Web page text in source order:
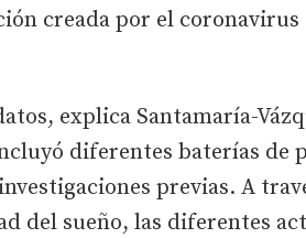
creada por el coronavirus
explica Santamaría-
diferentes baterías de
previas. A
del sueño, las diferentes